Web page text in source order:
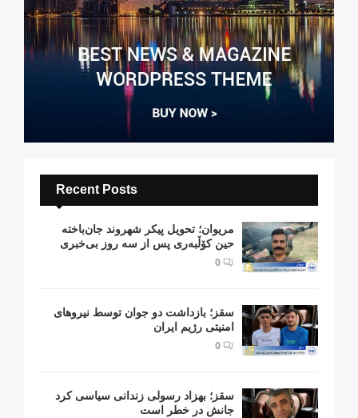
Recent Posts
مریوان؛ تحویل پیکر شهروند جان‌باخته
حین کۆڵبەری پس از سە روز بی‌خبری
0
سقز؛ بازداشت دو جوان توسط نیروهای
امنیتی رژیم ایران
0
سقز؛ بهزاد رسولی زندانی سیاسی کرد
جانش در خطر است